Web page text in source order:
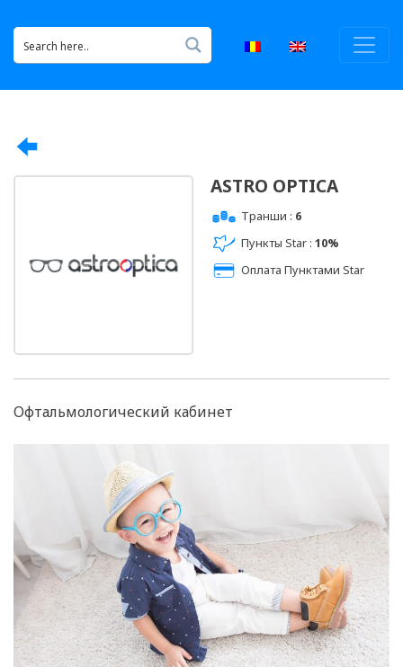
ASTRO OPTICA
Транши : 6
Пункты Star : 10%
Оплата Пунктами Star
Офтальмологический кабинет